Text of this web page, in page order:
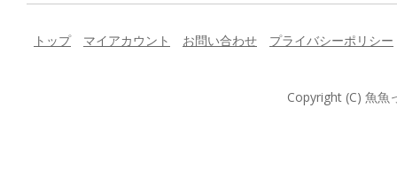
トップ マイアカウント お問い合わせ プライバシーポリシー
Copyright (C) 魚